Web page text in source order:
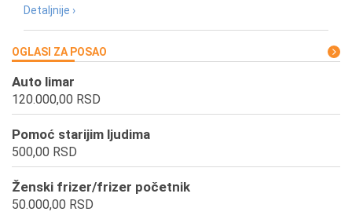
Detaljnije ›
OGLASI ZA POSAO
Auto limar
120.000,00 RSD
Pomoć starijim ljudima
500,00 RSD
Ženski frizer/frizer početnik
50.000,00 RSD